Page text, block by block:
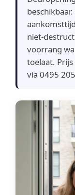
niet-
voorrang
toelaat.
via 0495